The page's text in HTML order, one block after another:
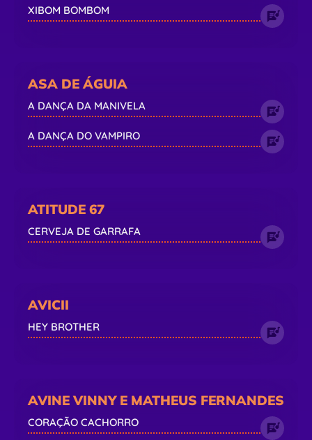
XIBOM BOMBOM
ASA DE ÁGUIA
A DANÇA DA MANIVELA
A DANÇA DO VAMPIRO
ATITUDE 67
CERVEJA DE GARRAFA
AVICII
HEY BROTHER
AVINE VINNY E MATHEUS FERNANDES
CORAÇÃO CACHORRO